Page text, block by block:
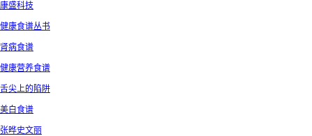
康盛科技
健康食谱丛书
肾病食谱
健康营养食谱
舌尖上的陷阱
美白食谱
张晔史文丽